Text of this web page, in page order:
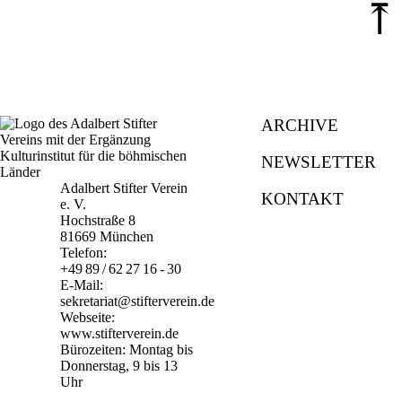
⤒
Adalbert Stifter Verein
e. V.
Hochstraße 8
81669 München
Telefon:
+49 89 / 62 27 16 - 30
E-Mail:
sekretariat@stifterverein.de
Webseite:
www.stifterverein.de
Bürozeiten: Montag bis
Donnerstag, 9 bis 13
Uhr
ARCHIVE
NEWSLETTER
KONTAKT